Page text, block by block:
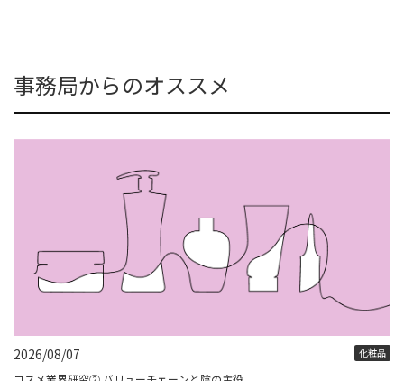
事務局からのオススメ
2026/08/07 化粧品